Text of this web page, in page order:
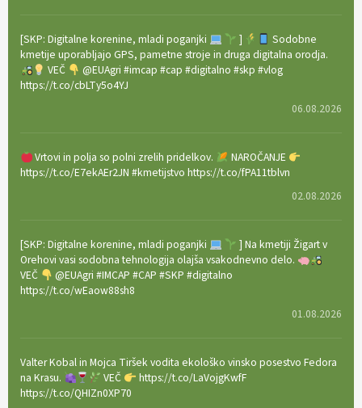
[SKP: Digitalne korenine, mladi poganjki ]
Sodobne
kmetije uporabljajo GPS, pametne stroje in druga digitalna orodja.
VEČ
@EUAgri #imcap #cap #digitalno #skp #vlog
https://t.co/cbLTy5o4YJ
06.08.2026
Vrtovi in polja so polni zrelih pridelkov.
NAROČANJE
https://t.co/E7ekAEr2JN #kmetijstvo https://t.co/fPA11tblvn
02.08.2026
[SKP: Digitalne korenine, mladi poganjki
] Na kmetiji Žigart v
Orehovi vasi sodobna tehnologija olajša vsakodnevno delo.
VEČ
@EUAgri #IMCAP #CAP #SKP #digitalno
https://t.co/wEaow88sh8
01.08.2026
Valter Kobal in Mojca Tiršek vodita ekološko vinsko posestvo Fedora
na Krasu.
VEČ
https://t.co/LaVojgKwfF
https://t.co/QHIZn0XP70